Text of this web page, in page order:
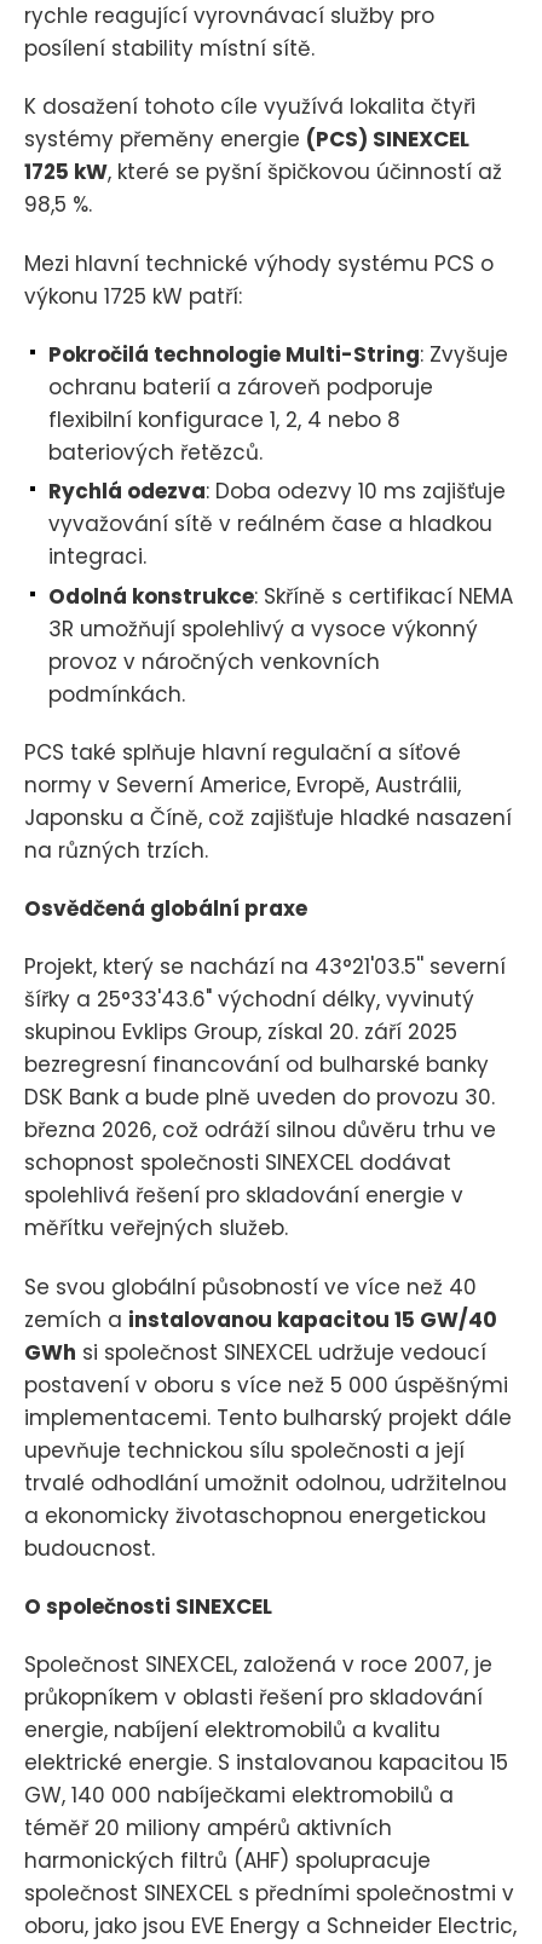
rychle reagující vyrovnávací služby pro
posílení stability místní sítě.
K dosažení tohoto cíle využívá lokalita čtyři
systémy přeměny energie (PCS) SINEXCEL
1725 kW, které se pyšní špičkovou účinností až
98,5 %.
Mezi hlavní technické výhody systému PCS o
výkonu 1725 kW patří:
Pokročilá technologie Multi-String: Zvyšuje
ochranu baterií a zároveň podporuje
flexibilní konfigurace 1, 2, 4 nebo 8
bateriových řetězců.
Rychlá odezva: Doba odezvy 10 ms zajišťuje
vyvažování sítě v reálném čase a hladkou
integraci.
Odolná konstrukce: Skříně s certifikací NEMA
3R umožňují spolehlivý a vysoce výkonný
provoz v náročných venkovních
podmínkách.
PCS také splňuje hlavní regulační a síťové
normy v Severní Americe, Evropě, Austrálii,
Japonsku a Číně, což zajišťuje hladké nasazení
na různých trzích.
Osvědčená globální praxe
Projekt, který se nachází na 43°21'03.5'' severní
šířky a 25°33'43.6" východní délky, vyvinutý
skupinou Evklips Group, získal 20. září 2025
bezregresní financování od bulharské banky
DSK Bank a bude plně uveden do provozu 30.
března 2026, což odráží silnou důvěru trhu ve
schopnost společnosti SINEXCEL dodávat
spolehlivá řešení pro skladování energie v
měřítku veřejných služeb.
Se svou globální působností ve více než 40
zemích a instalovanou kapacitou 15 GW/40
GWh si společnost SINEXCEL udržuje vedoucí
postavení v oboru s více než 5 000 úspěšnými
implementacemi. Tento bulharský projekt dále
upevňuje technickou sílu společnosti a její
trvalé odhodlání umožnit odolnou, udržitelnou
a ekonomicky životaschopnou energetickou
budoucnost.
O společnosti SINEXCEL
Společnost SINEXCEL, založená v roce 2007, je
průkopníkem v oblasti řešení pro skladování
energie, nabíjení elektromobilů a kvalitu
elektrické energie. S instalovanou kapacitou 15
GW, 140 000 nabíječkami elektromobilů a
téměř 20 miliony ampérů aktivních
harmonických filtrů (AHF) spolupracuje
společnost SINEXCEL s předními společnostmi v
oboru, jako jsou EVE Energy a Schneider Electric,